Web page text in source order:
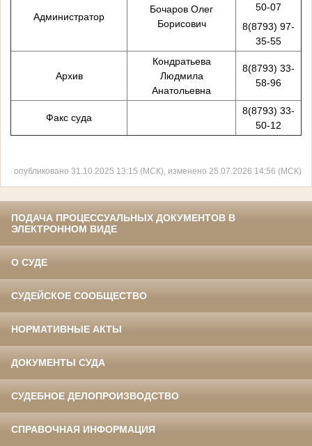
Администратор
Бочаров Олег
Борисович
50-07
8(8793) 97-
35-55
Архив
Кондратьева
Людмила
Анатольевна
8(8793) 33-
58-96
Факс суда
8(8793) 33-
50-12
опубликовано 31.10.2025 13:15 (МСК), изменено 25.07.2026 14:56 (МСК)
ПОДАЧА ПРОЦЕССУАЛЬНЫХ ДОКУМЕНТОВ В
ЭЛЕКТРОННОМ ВИДЕ
О СУДЕ
СУДЕЙСКОЕ СООБЩЕСТВО
НОРМАТИВНЫЕ АКТЫ
ДОКУМЕНТЫ СУДА
СУДЕБНОЕ ДЕЛОПРОИЗВОДСТВО
СПРАВОЧНАЯ ИНФОРМАЦИЯ